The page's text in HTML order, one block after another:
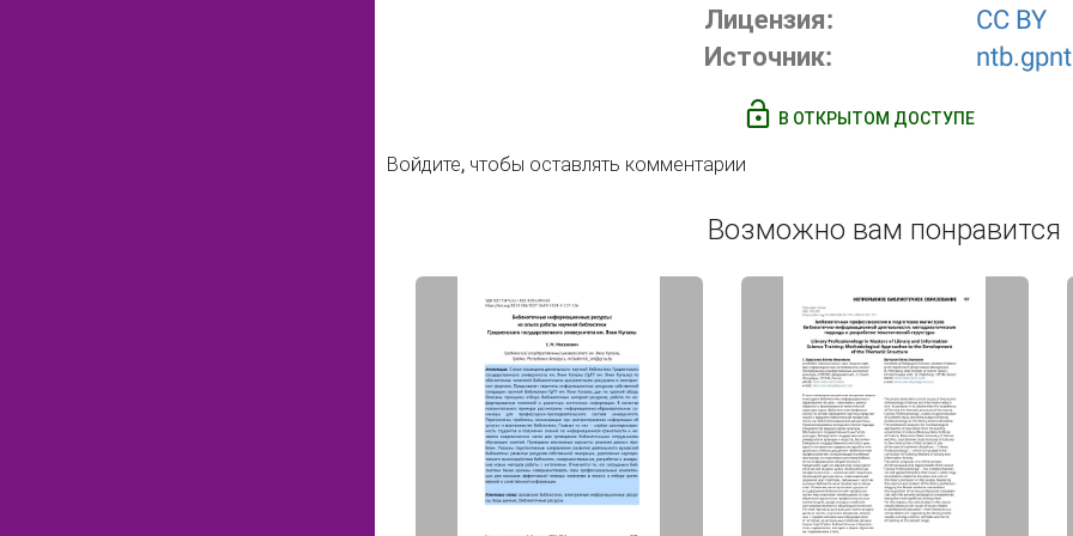
Лицензия:
CC BY
Источник:
В ОТКРЫТОМ ДОСТУПЕ
Войдите, чтобы оставлять комментарии
Возможно вам понравится